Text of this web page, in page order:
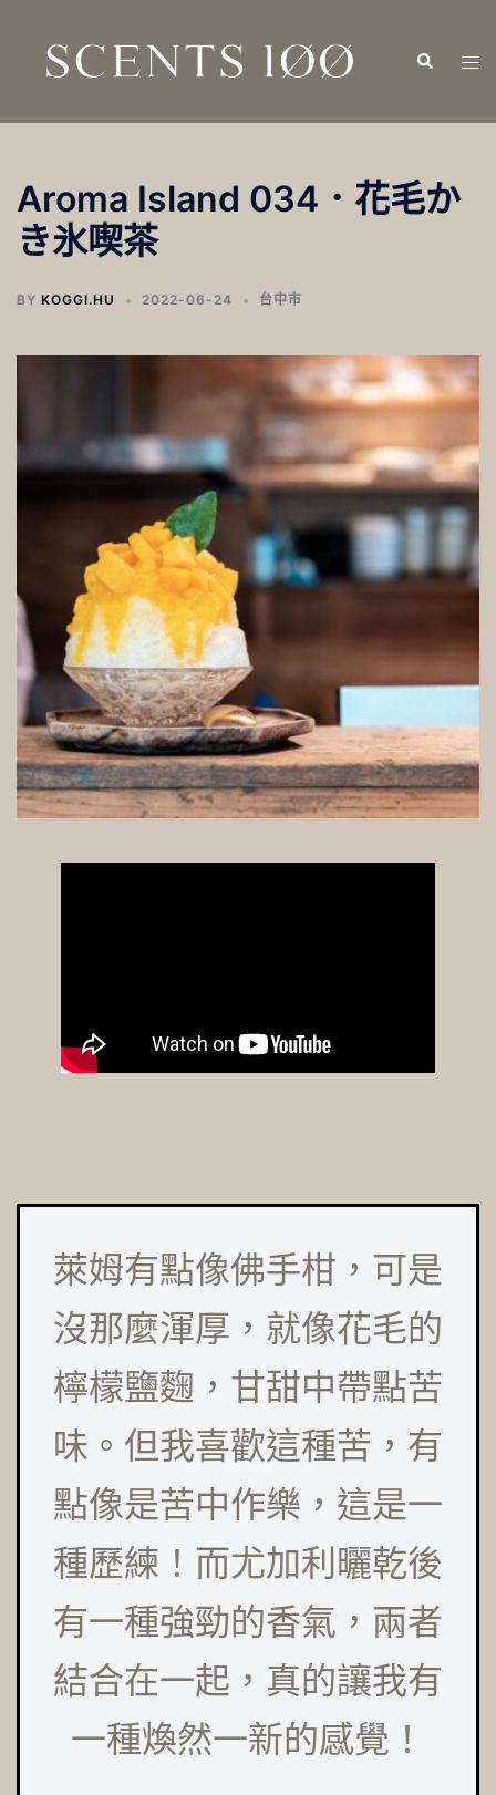
內
Search
Aroma Island 034．花毛か
き氷喫茶
BY KOGGI.HU 2022-06-24 台中市
萊姆有點像佛手柑，可是
沒那麼渾厚，就像花毛的
檸檬鹽麴，甘甜中帶點苦
味。但我喜歡這種苦，有
點像是苦中作樂，這是一
種歷練！而尤加利曬乾後
有一種強勁的香氣，兩者
結合在一起，真的讓我有
一種煥然一新的感覺！